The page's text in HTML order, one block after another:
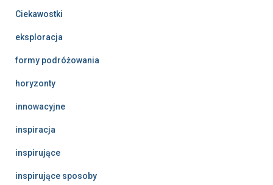
Ciekawostki
eksploracja
formy podróżowania
horyzonty
innowacyjne
inspiracja
inspirujące
inspirujące sposoby